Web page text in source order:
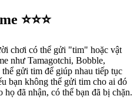
⭐⭐⭐
chơi có thể gửi "tim" hoặc vật
như Tamagotchi, Bobble,
gửi tim để giúp nhau tiếp tục
bạn không thể gửi tim cho ai đó
đã nhận, có thể bạn đã bị chặn.